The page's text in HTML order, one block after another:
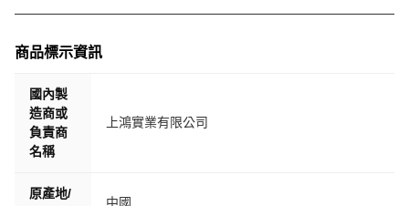
商品標示資訊
國內製
造商或
負責商
名稱
上鴻實業有限公司
原產地/
中國